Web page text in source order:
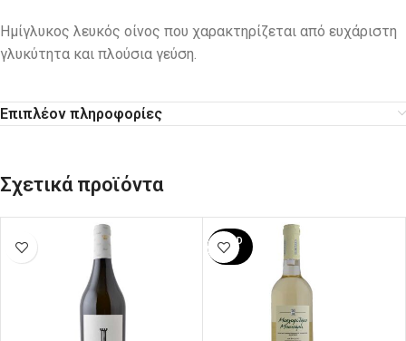
Ημίγλυκος λευκός οίνος που χαρακτηρίζεται από ευχάριστη
γλυκύτητα και πλούσια γεύση.
Επιπλέον πληροφορίες
Σχετικά προϊόντα
SOLD
OUT